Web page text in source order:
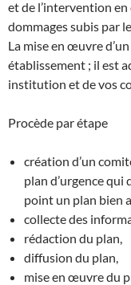
et de l’intervention
dommages subis par
La mise en œuvre
établissement ; il est
institution et de vos
Procède par étape
création d’un
plan d’urgence qui
point un plan bien
collecte des
rédaction du plan,
diffusion du plan,
mise en œuvre du